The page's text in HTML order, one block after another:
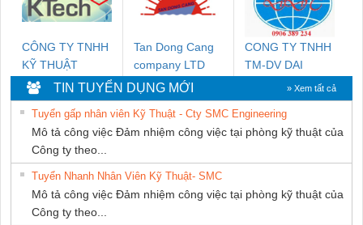
CÔNG TY TNHH
KỸ THUẬT
KTECH VIỆT
NAM
Tan Dong Cang
company LTD
CONG TY TNHH
TM-DV DAI
DONG THANH
TIN TUYỂN DỤNG MỚI » Xem tất cả
Tuyển gấp nhân viên Kỹ Thuật - Cty SMC Engineering
Mô tả công việc Đảm nhiệm công việc tại phòng kỹ thuật của
Công ty theo...
Tuyển Nhanh Nhân Viên Kỹ Thuật- SMC
Mô tả công việc Đảm nhiệm công việc tại phòng kỹ thuật của
Công ty theo...